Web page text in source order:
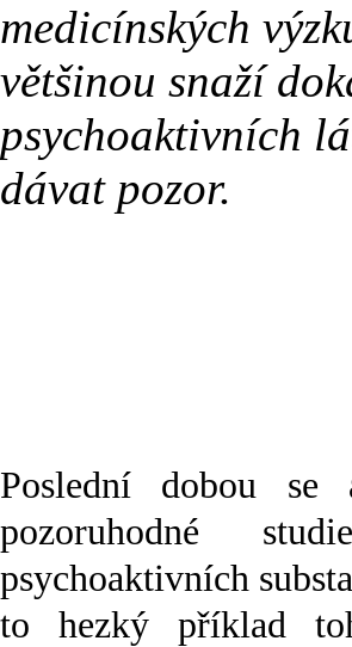
medicínských
většinou snaží
psychoaktivních
dávat pozor.
Poslední dobou
pozoruhodné
psychoaktivních
to hezký příklad